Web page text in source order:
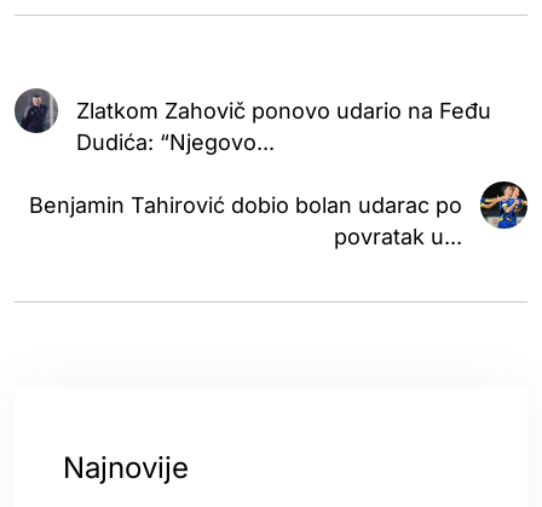
Zlatkom Zahovič ponovo udario na Feđu
Dudića: “Njegovo...
Benjamin Tahirović dobio bolan udarac po
povratak u...
Najnovije